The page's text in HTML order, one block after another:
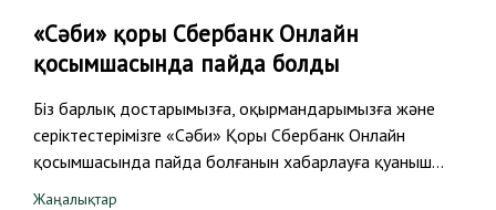
«Сәби» қоры Сбербанк Онлайн
қосымшасында пайда болды
Біз барлық достарымызға, оқырмандарымызға және
серіктестерімізге «Сәби» Қоры Сбербанк Онлайн
қосымшасында пайда болғанын хабарлауға қуаныш…
Жаңалықтар